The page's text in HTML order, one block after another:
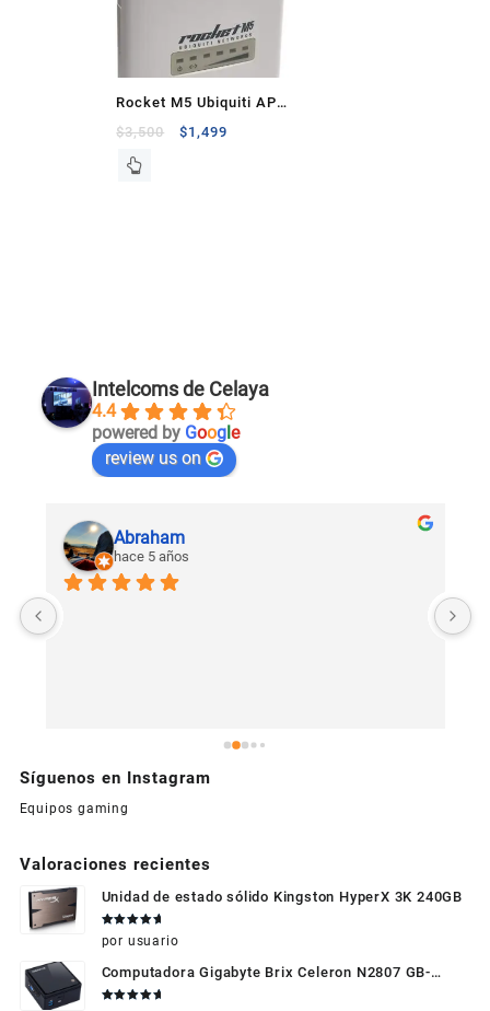
Rocket M5 Ubiquiti AP
Airmax de Alta
Capacidad y Alcance
$3,500 $1,499
Intelcoms de Celaya
4.4
powered by Google
review us on
Abraham
hace 5 años
Síguenos en Instagram
Equipos gaming
Valoraciones recientes
Unidad de estado sólido Kingston HyperX 3K 240GB
en5 de 5
por usuario
Computadora Gigabyte Brix Celeron N2807 GB-
BXBT-2807 + WIFI + RAM de 4GB + HDD 500gb +